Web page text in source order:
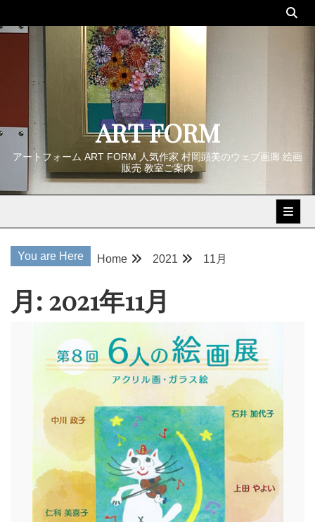
to
ART FORM
アートフォーム ART FORM 人気作家 村岡顕美のウェブ画廊 絵画
販売 教室ご案内
You are Here Home 2021 11月
月: 2021年11月